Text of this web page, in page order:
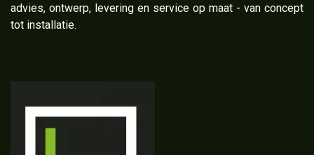
advies, ontwerp, levering en service op maat - van concept
tot installatie.